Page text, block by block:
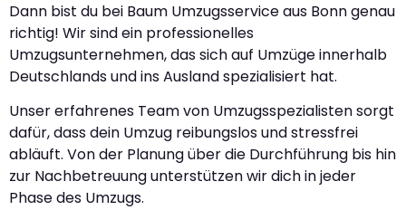
Dann bist du bei Baum Umzugsservice aus Bonn genau
richtig! Wir sind ein professionelles
Umzugsunternehmen, das sich auf Umzüge innerhalb
Deutschlands und ins Ausland spezialisiert hat.
Unser erfahrenes Team von Umzugsspezialisten sorgt
dafür, dass dein Umzug reibungslos und stressfrei
abläuft. Von der Planung über die Durchführung bis hin
zur Nachbetreuung unterstützen wir dich in jeder
Phase des Umzugs.